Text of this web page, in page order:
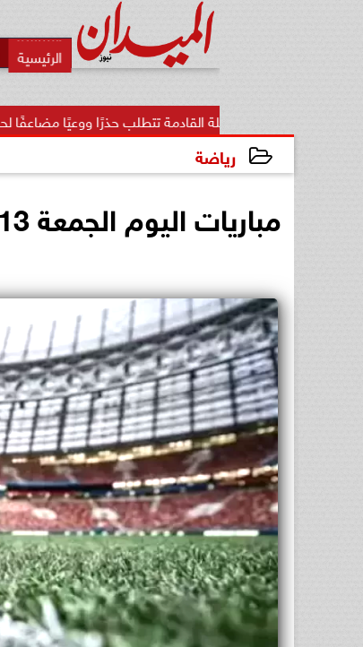
القادمة تتطلب حذرًا ووعيًا مضاعفًا لحماية الأمن...
رياضة
مباريات اليوم الجمعة 13 ديسمبر 2024 والقنوات الناقلة